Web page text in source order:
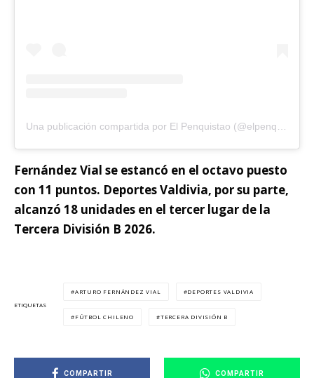
Fernández Vial se estancó en el octavo puesto
con 11 puntos. Deportes Valdivia, por su parte,
alcanzó 18 unidades en el tercer lugar de la
Tercera División B 2026.
ETIQUETAS
ARTURO FERNÁNDEZ VIAL DEPORTES VALDIVIA
FÚTBOL CHILENO TERCERA DIVISIÓN B
COMPARTIR COMPARTIR